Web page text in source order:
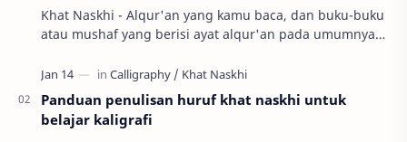
Khat Naskhi - Alqur'an yang kamu baca, dan buku-buku
atau mushaf yang berisi ayat alqur'an pada umumnya
Panduan penulisan huruf khat naskhi untuk
belajar kaligrafi